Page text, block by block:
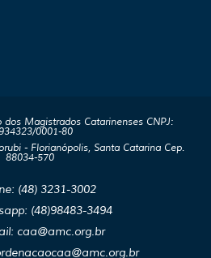
dos Magistrados Catarinenses CNPJ:
0001-80
- Florianópolis, Santa Catarina Cep.
88034-570
(48) 3231-3002
(48)98483-3494
caa@amc.org.br